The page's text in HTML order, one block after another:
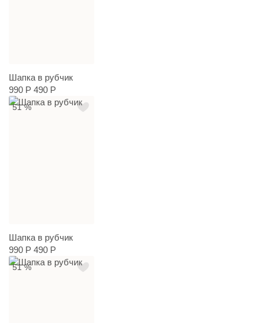
Шапка в рубчик
990 Р 490 Р
51 %
Шапка в рубчик
990 Р 490 Р
51 %